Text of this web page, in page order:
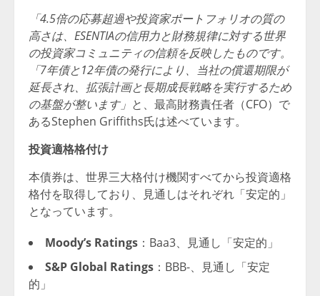
「4.5倍の応募超過や投資家ポートフォリオの質の
高さは、ESENTIAの信用力と財務規律に対する世界
の投資家コミュニティの信頼を反映したものです。
「7年債と12年債の発行により、当社の償還期限が
延長され、拡張計画と長期成長戦略を実行するため
の基盤が整います」 と、最高財務責任者（CFO）で
あるStephen Griffiths氏は述べています。
投資適格格付け
本債券は、世界三大格付け機関すべてから投資適格
格付を取得しており、見通しはそれぞれ「安定的」
となっています。
Moody’s Ratings ：Baa3、見通し「安定的」
S&P Global Ratings ：BBB-、見通し「安定
的」